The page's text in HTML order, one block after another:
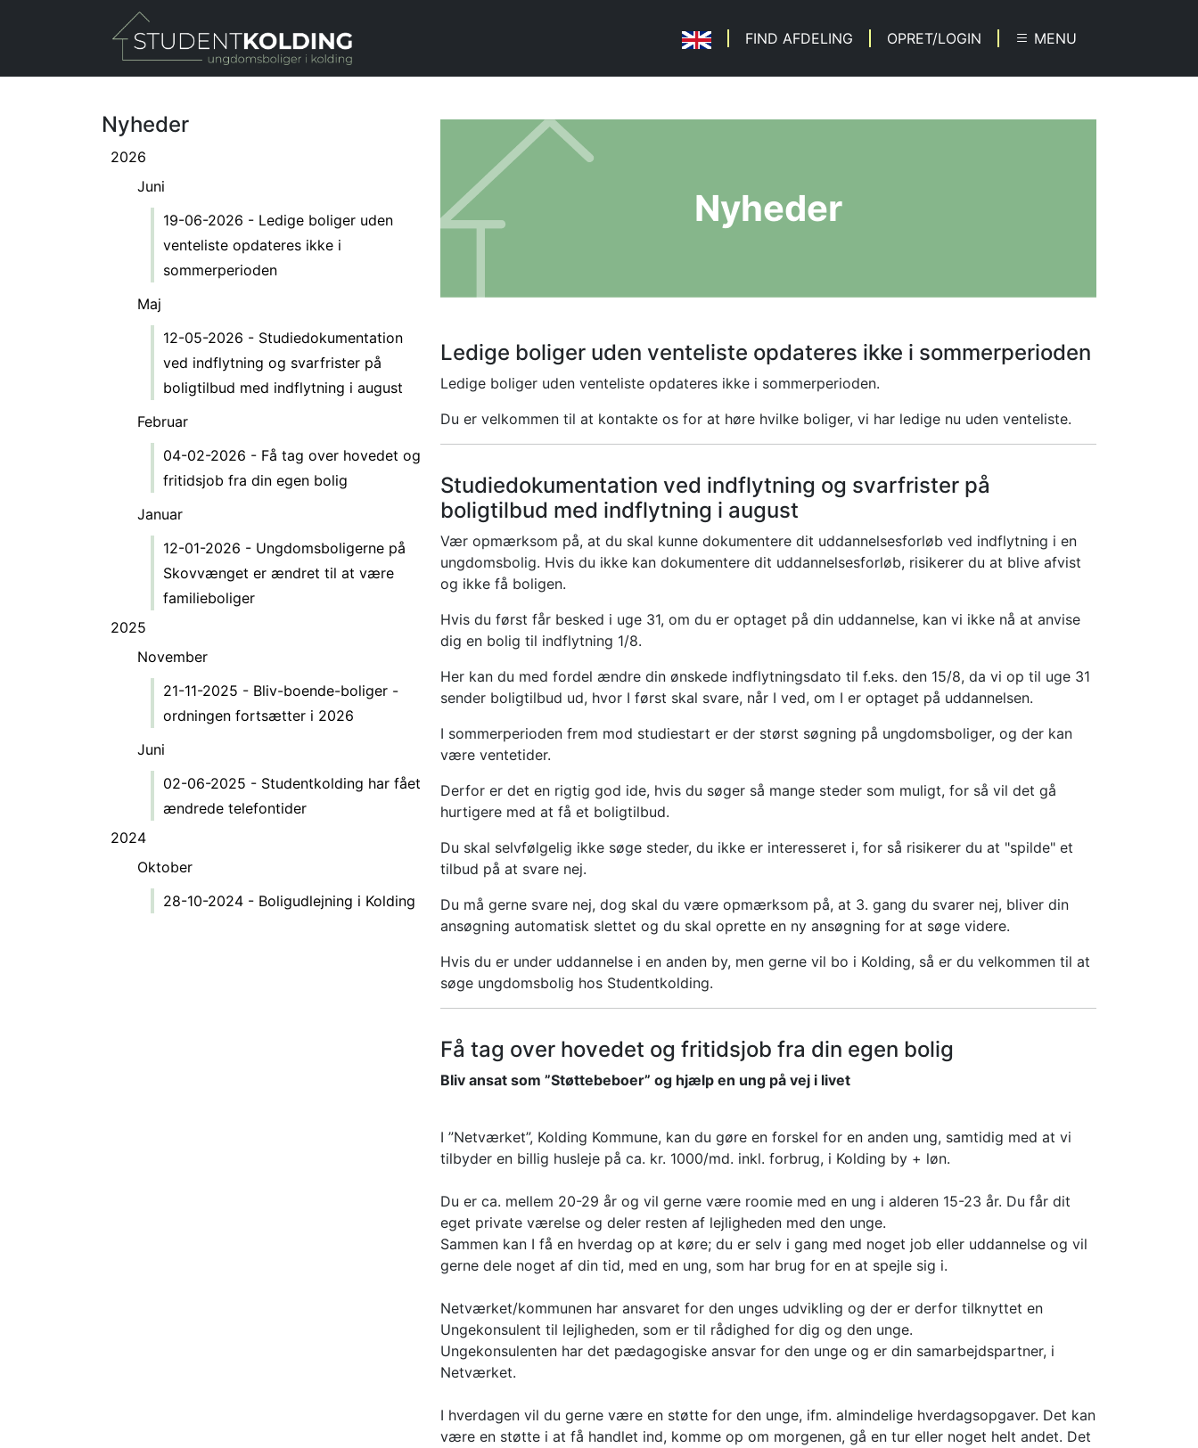
Gå til hovedindhold
FIND AFDELING
OPRET/LOGIN MENU
Nyheder
2026
Juni
19-06-2026 - Ledige boliger uden
venteliste opdateres ikke i
sommerperioden
Maj
12-05-2026 - Studiedokumentation
ved indflytning og svarfrister på
boligtilbud med indflytning i august
Februar
04-02-2026 - Få tag over hovedet og
fritidsjob fra din egen bolig
Januar
12-01-2026 - Ungdomsboligerne på
Skovvænget er ændret til at være
familieboliger
2025
November
21-11-2025 - Bliv-boende-boliger -
ordningen fortsætter i 2026
Juni
02-06-2025 - Studentkolding har fået
ændrede telefontider
2024
Oktober
28-10-2024 - Boligudlejning i Kolding
Nyheder
Ledige boliger uden venteliste opdateres ikke i sommerperioden
Ledige boliger uden venteliste opdateres ikke i sommerperioden.
Du er velkommen til at kontakte os for at høre hvilke boliger, vi har ledige nu uden venteliste.
Studiedokumentation ved indflytning og svarfrister på
boligtilbud med indflytning i august
Vær opmærksom på, at du skal kunne dokumentere dit uddannelsesforløb ved indflytning i en
ungdomsbolig. Hvis du ikke kan dokumentere dit uddannelsesforløb, risikerer du at blive afvist
og ikke få boligen.
Hvis du først får besked i uge 31, om du er optaget på din uddannelse, kan vi ikke nå at anvise
dig en bolig til indflytning 1/8.
Her kan du med fordel ændre din ønskede indflytningsdato til f.eks. den 15/8, da vi op til uge 31
sender boligtilbud ud, hvor I først skal svare, når I ved, om I er optaget på uddannelsen.
I sommerperioden frem mod studiestart er der størst søgning på ungdomsboliger, og der kan
være ventetider.
Derfor er det en rigtig god ide, hvis du søger så mange steder som muligt, for så vil det gå
hurtigere med at få et boligtilbud.
Du skal selvfølgelig ikke søge steder, du ikke er interesseret i, for så risikerer du at "spilde" et
tilbud på at svare nej.
Du må gerne svare nej, dog skal du være opmærksom på, at 3. gang du svarer nej, bliver din
ansøgning automatisk slettet og du skal oprette en ny ansøgning for at søge videre.
Hvis du er under uddannelse i en anden by, men gerne vil bo i Kolding, så er du velkommen til at
søge ungdomsbolig hos Studentkolding.
Få tag over hovedet og fritidsjob fra din egen bolig
Bliv ansat som ”Støttebeboer” og hjælp en ung på vej i livet
I ”Netværket”, Kolding Kommune, kan du gøre en forskel for en anden ung, samtidig med at vi
tilbyder en billig husleje på ca. kr. 1000/md. inkl. forbrug, i Kolding by + løn.
Du er ca. mellem 20-29 år og vil gerne være roomie med en ung i alderen 15-23 år. Du får dit
eget private værelse og deler resten af lejligheden med den unge.
Sammen kan I få en hverdag op at køre; du er selv i gang med noget job eller uddannelse og vil
gerne dele noget af din tid, med en ung, som har brug for en at spejle sig i.
Netværket/kommunen har ansvaret for den unges udvikling og der er derfor tilknyttet en
Ungekonsulent til lejligheden, som er til rådighed for dig og den unge.
Ungekonsulenten har det pædagogiske ansvar for den unge og er din samarbejdspartner, i
Netværket.
I hverdagen vil du gerne være en støtte for den unge, ifm. almindelige hverdagsopgaver. Det kan
være en støtte i at få handlet ind, komme op om morgenen, gå en tur eller noget helt andet. Det